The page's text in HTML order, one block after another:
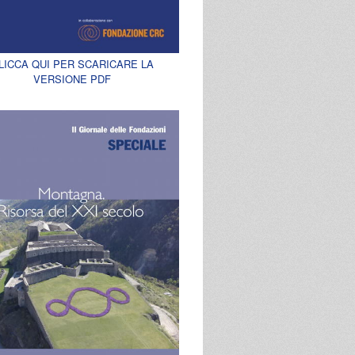
QUI PER SCARICARE LA
VERSIONE PDF